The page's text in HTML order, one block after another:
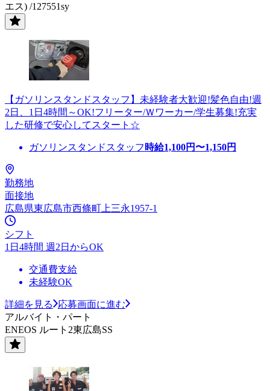
エス) /127551sy
【ガソリンスタンドスタッフ】未経験者大歓迎!髪色自由!週
2日、1日4時間～OK!フリーター/Ｗワーカー/学生募集!充実
した研修で安心してスタート☆
ガソリンスタンドスタッフ 時給1,100円〜1,150円
勤務地
面接地
広島県東広島市西條町上三永1957-1
シフト
1日4時間 週2日からOK
交通費支給
未経験OK
詳細を見る
応募画面に進む
アルバイト・パート
ENEOS ルート2東広島SS